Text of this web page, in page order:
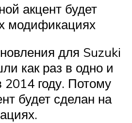
акцент будет
модификациях
для Suzuki
как раз в одно и
году. Потому
будет сделан на